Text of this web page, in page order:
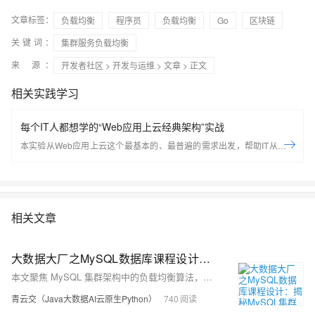
文章标签： 负载均衡 程序员 负载均衡 Go
区块链
关键词：
集群服务负载均衡
来 源：
开发者社区 > 开发与运维 > 文章 > 正文
相关实践学习
每个IT人都想学的“Web应用上云经典架构”实战
本实验从Web应用上云这个最基本的、最普遍的需求出发，帮助IT从业者
相关文章
大数据大厂之MySQL数据库课程设计：揭秘MySQL集群架构负载均衡核心算法：从理论到Java代码实战，让你的数据库性能飙升！
本文聚焦 MySQL 集群架构中的负载均衡算法，阐述其重要性。详细介绍轮询、加权轮询、最少连接、加权最少连接、随机、源地址哈希等常用算法，分析各自优缺点及适用场景。并提供 Java 语言代码实现示例，助力直观理解。文章结构清晰，语言通俗易懂，对理解和应用负载均衡算法具有实用价值和参考价值。
青云交（Java大数据AI云原生Python） 740